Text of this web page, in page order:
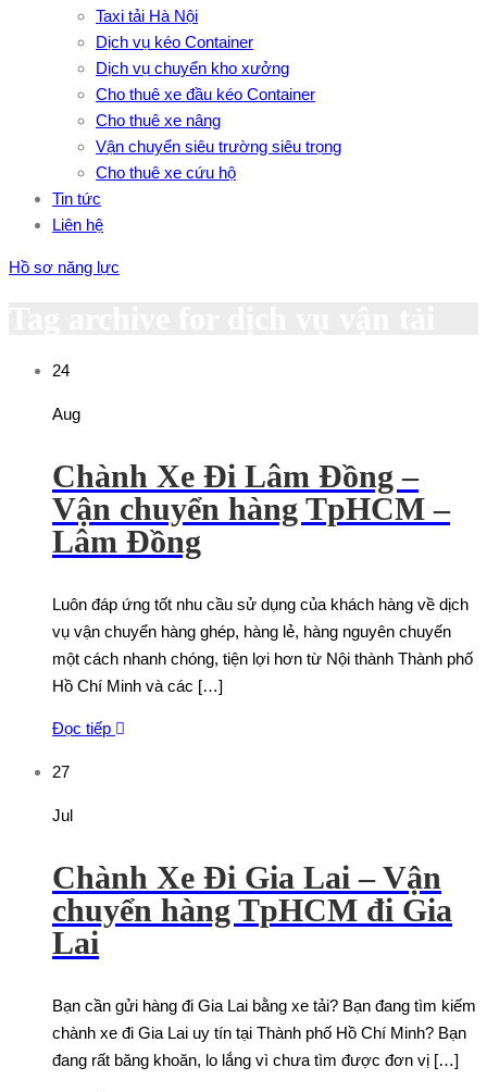
Taxi tải Hà Nội
Dịch vụ kéo Container
Dịch vụ chuyển kho xưởng
Cho thuê xe đầu kéo Container
Cho thuê xe nâng
Vận chuyển siêu trường siêu trọng
Cho thuê xe cứu hộ
Tin tức
Liên hệ
Hồ sơ năng lực
24
Aug
Chành Xe Đi Lâm Đồng –
Vận chuyển hàng TpHCM –
Lâm Đồng
Luôn đáp ứng tốt nhu cầu sử dụng của khách hàng về dịch
vụ vận chuyển hàng ghép, hàng lẻ, hàng nguyên chuyến
một cách nhanh chóng, tiện lợi hơn từ Nội thành Thành phố
Hồ Chí Minh và các […]
Đọc tiếp
27
Jul
Chành Xe Đi Gia Lai – Vận
chuyển hàng TpHCM đi Gia
Lai
Bạn cần gửi hàng đi Gia Lai bằng xe tải? Bạn đang tìm kiếm
chành xe đi Gia Lai uy tín tại Thành phố Hồ Chí Minh? Bạn
đang rất băng khoăn, lo lắng vì chưa tìm được đơn vị […]